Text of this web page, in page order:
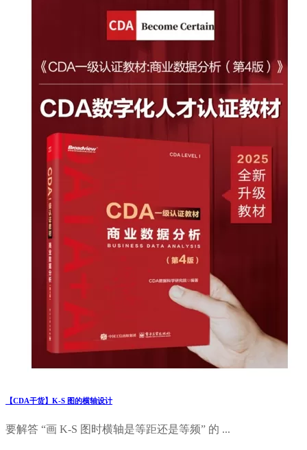
【CDA干货】K-S 图的横轴设计
要解答 “画 K-S 图时横轴是等距还是等频” 的 ...